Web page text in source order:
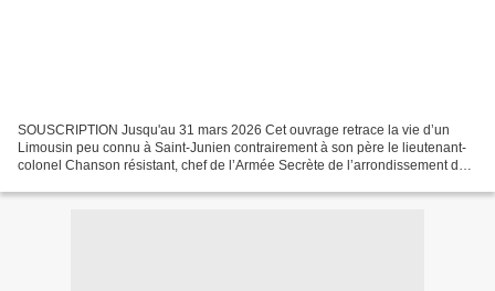
SOUSCRIPTION Jusqu'au 31 mars 2026 Cet ouvrage retrace la vie d’un
Limousin peu connu à Saint-Junien contrairement à son père le lieutenant-
colonel Chanson résistant, chef de l’Armée Secrète de l’arrondissement de